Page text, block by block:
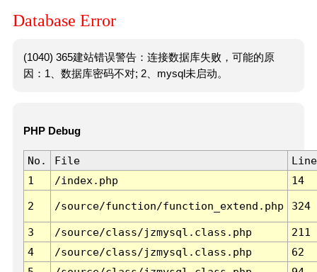
Database Error
(1040) 365建站错误警告：连接数据库失败，可能的原
因：1、数据库密码不对; 2、mysql未启动。
PHP Debug
No. File
Line
1
/index.php 14
2 /source/function/function_extend.php 324
3 /source/class/jzmysql.class.php
211
4
/source/class/jzmysql.class.php
62